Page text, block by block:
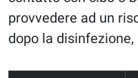
provvedere ad un
dopo la